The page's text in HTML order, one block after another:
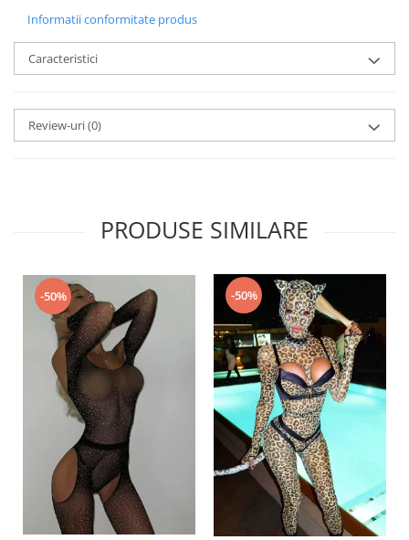
Informatii conformitate produs
Caracteristici
Review-uri(0)
PRODUSE SIMILARE
-50% -50%